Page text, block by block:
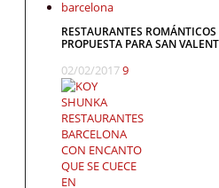
RESTAURANTES
PROPUESTA PARA SAN
02/02/20179